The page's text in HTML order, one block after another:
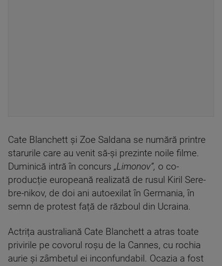
Cate Blanchett și Zoe Saldana se numără printre
starurile care au venit să-și prezinte noile filme.
Duminică intră în concurs „Limonov”, o co-
producție europeană realizată de rusul Kiril Sere-
bre-nikov, de doi ani autoexilat în Germania, în
semn de protest față de războul din Ucraina.
Actrița australiană Cate Blanchett a atras toate
privirile pe covorul roșu de la Cannes, cu rochia
aurie și zâmbetul ei inconfundabil. Ocazia a fost